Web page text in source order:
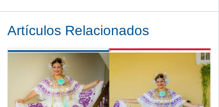
Artículos Relacionados